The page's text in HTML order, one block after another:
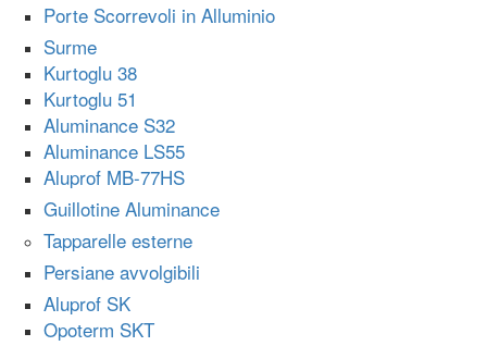
Porte Scorrevoli in Alluminio
Surme
Kurtoglu 38
Kurtoglu 51
Aluminance S32
Aluminance LS55
Aluprof MB-77HS
Guillotine Aluminance
Tapparelle esterne
Persiane avvolgibili
Aluprof SK
Opoterm SKT